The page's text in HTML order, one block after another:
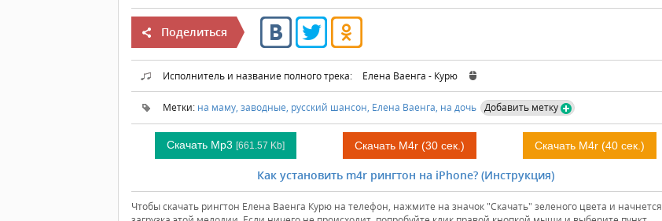
Поделиться
Исполнитель и название полного трека: Елена Ваенга - Курю
Метки: на маму, заводные, русский шансон, Елена Ваенга, на дочь Добавить метку
Скачать Mp3 [661.57 Kb] Скачать M4r (30 сек.) Скачать M4r (40 сек.)
Как установить m4r рингтон на iPhone? (Инструкция)
Чтобы скачать рингтон Елена Ваенга Курю на телефон, нажмите на значок "Скачать" зеленого цвета и начнется